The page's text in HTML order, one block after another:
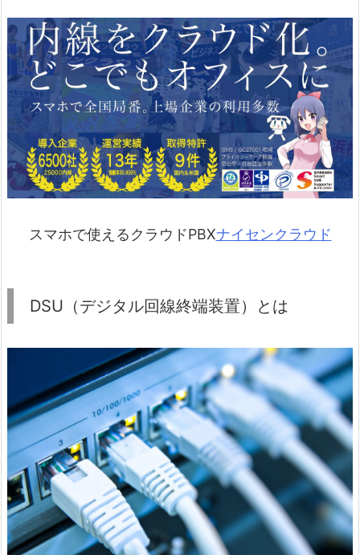
スマホで使えるクラウドPBXナイセンクラウド
DSU（デジタル回線終端装置）とは